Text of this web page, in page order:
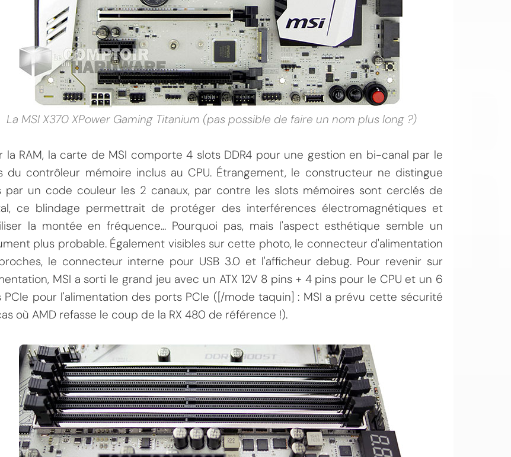
La MSI X370 XPower Gaming Titanium (pas possible de faire un nom plus long ?)
la RAM, la carte de MSI comporte 4 slots DDR4 pour une gestion en bi-canal par le
du contrôleur mémoire inclus au CPU. Étrangement, le constructeur ne distingue
par un code couleur les 2 canaux, par contre les slots mémoires sont cerclés de
ce blindage permettrait de protéger des interférences électromagnétiques et
la montée en fréquence... Pourquoi pas, mais l'aspect esthétique semble un
plus probable. Également visibles sur cette photo, le connecteur d'alimentation
le connecteur interne pour USB 3.0 et l'afficheur debug. Pour revenir sur
MSI a sorti le grand jeu avec un ATX 12V 8 pins + 4 pins pour le CPU et un 6
PCIe pour l'alimentation des ports PCIe ([/mode taquin] : MSI a prévu cette sécurité
où AMD refasse le coup de la RX 480 de référence !).